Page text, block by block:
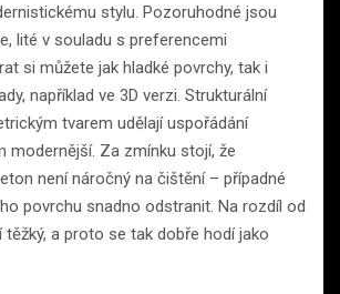
stylu. Pozoruhodné jsou
lité v souladu s preferencemi
si můžete jak hladké povrchy, tak i
například ve 3D verzi. Strukturální
tvarem udělají uspořádání
modernější. Za zmínku stojí, že
není náročný na čištění – případné
povrchu snadno odstranit. Na rozdíl od
těžký, a proto se tak dobře hodí jako